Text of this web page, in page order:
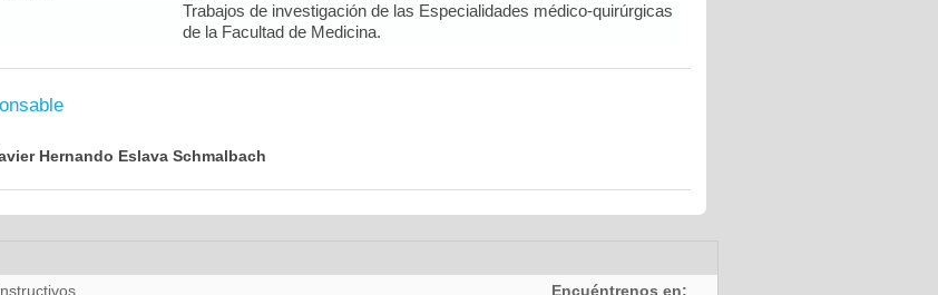
Trabajos de investigación de las Especialidades médico-quirúrgicas
de la Facultad de Medicina.
Hernando Eslava Schmalbach
Encuéntrenos en: